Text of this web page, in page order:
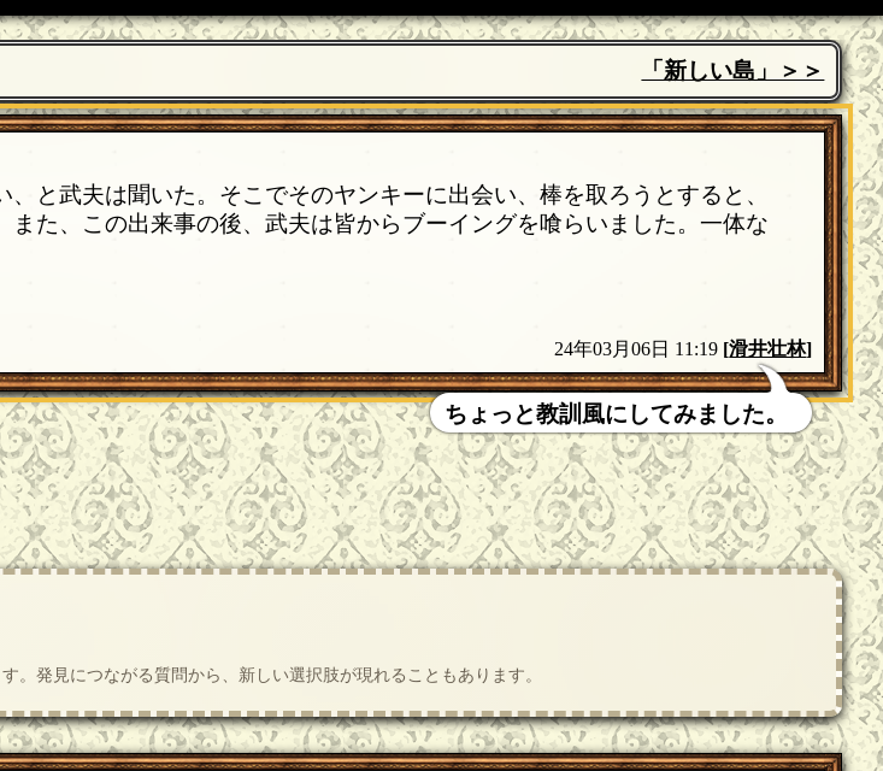
「新しい島」＞＞
と武夫は聞いた。そこでそのヤンキーに出会い、棒を取ろうとすると、
また、この出来事の後、武夫は皆からブーイングを喰らいました。一体な
24年03月06日 11:19 [滑井壮林]
ちょっと教訓風にしてみました。
発見につながる質問から、新しい選択肢が現れることもあります。